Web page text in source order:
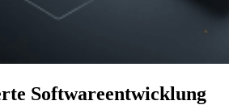
Softwareentwicklung